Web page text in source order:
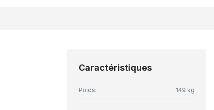
Caractéristiques
Poids: 149 kg